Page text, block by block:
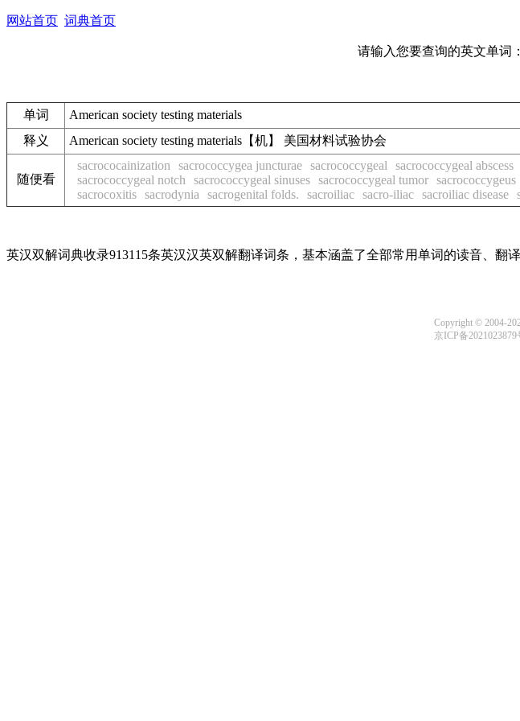
网站首页 词典首页
请输入您要查询的英文单词：
单词
American society testing materials
释义
American society testing materials【机】 美国材料试验协会
随便看
sacrococainization sacrococcygea juncturae sacrococcygeal sacrococcygeal abscess
sacrococcygeal notch
sacrococcygeal sinuses sacrococcygeal tumor sacrococcygeus
sacrocoxitis sacrodynia sacrogenital folds. sacroiliac sacro-iliac sacroiliac disease
英汉双解词典收录913115条英汉汉英双解翻译词条，基本涵盖了全部常用单词的读音、翻
Copyright © 2004-
京ICP备2021023879